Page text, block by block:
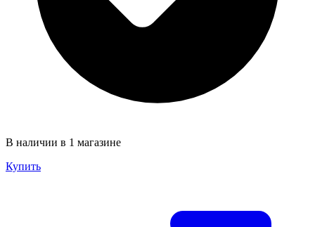
В наличии в 1 магазине
Купить